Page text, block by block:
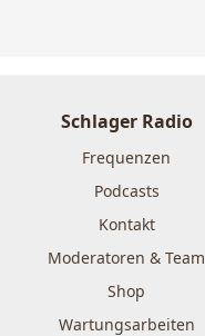
Schlager Radio
Frequenzen
Podcasts
Kontakt
Moderatoren & Team
Shop
Wartungsarbeiten